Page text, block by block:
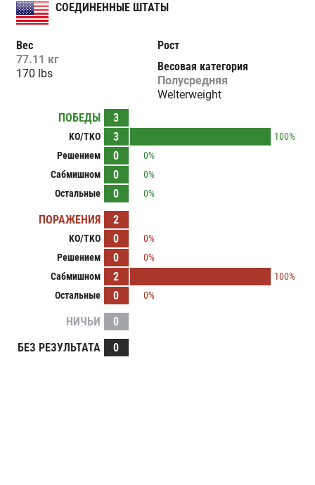
СОЕДИНЕННЫЕ ШТАТЫ
Вес
77.11 кг
170 lbs
Рост
Весовая категория
Полусредняя
Welterweight
ПОБЕДЫ
3
KO/TKO 3
100%
Решением
0
0%
Сабмишном
0
0%
Остальные
0 0%
ПОРАЖЕНИЯ 2
KO/TKO 0
0%
Решением
0
0%
Сабмишном
2
100%
Остальные
0 0%
НИЧЬИ
0
БЕЗ РЕЗУЛЬТАТА
0